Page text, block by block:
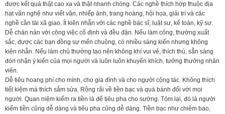
được kết quả thật cao xa và thật nhanh chóng. Các nghề thích hợp thuộc địa
hạt văn nghệ như viết văn, nhiếp ảnh, trang hoàng, hội họa, giải trí và các
nghề cần tài xã giao. Ít kiên nhẫn với các nghề bác sĩ, luật sư, kế toán, kỹ sư.
Dễ chán nản với công việc cố định và đều đặn. Nếu làm công, thường xuất
sắc, được các bạn đồng sự mến chuộng, có nhiều sáng kiến nhưng không
kiên nhẫn. Nếu làm chủ thường tạo nên không khí vui vẻ, thích thú, sẵn sàng
đón nhận ý kiến của mọi người và luôn luôn khuyến khích, tưởng thưởng nhân
viên.
Dễ tiêu hoang phí cho mình, cho gia đình và cho người cộng tác. Không thích
tiết kiệm mà thích sắm sửa. Rộng rãi về tiền bạc và quà bánh đối với mọi
người. Quan niệm kiếm ra tiền là để tiêu pha cho sướng. Tóm lại, đó là người
kiếm tiền cũng dễ dàng và tiêu pha cũng dễ dàng. Tiền bạc như chiêm bao,